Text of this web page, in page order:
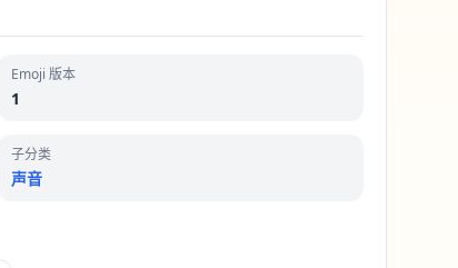
Emoji 版本
1
子分类
声音